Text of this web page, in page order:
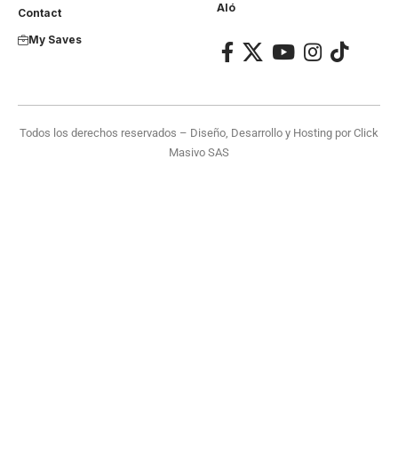
Contact
My Saves
Aló
Todos los derechos reservados – Diseño, Desarrollo y Hosting porClick
Masivo SAS